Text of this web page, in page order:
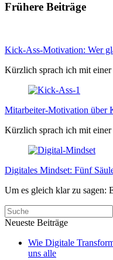
Frühere Beiträge
Kick-Ass-Motivation: Wer
Kürzlich sprach ich mit
Mitarbeiter-Motivation über
Kürzlich sprach ich mit
Digitales Mindset: Fünf
Um es gleich klar zu sagen:
Search
Neueste Beiträge
Wie Digitale
uns alle